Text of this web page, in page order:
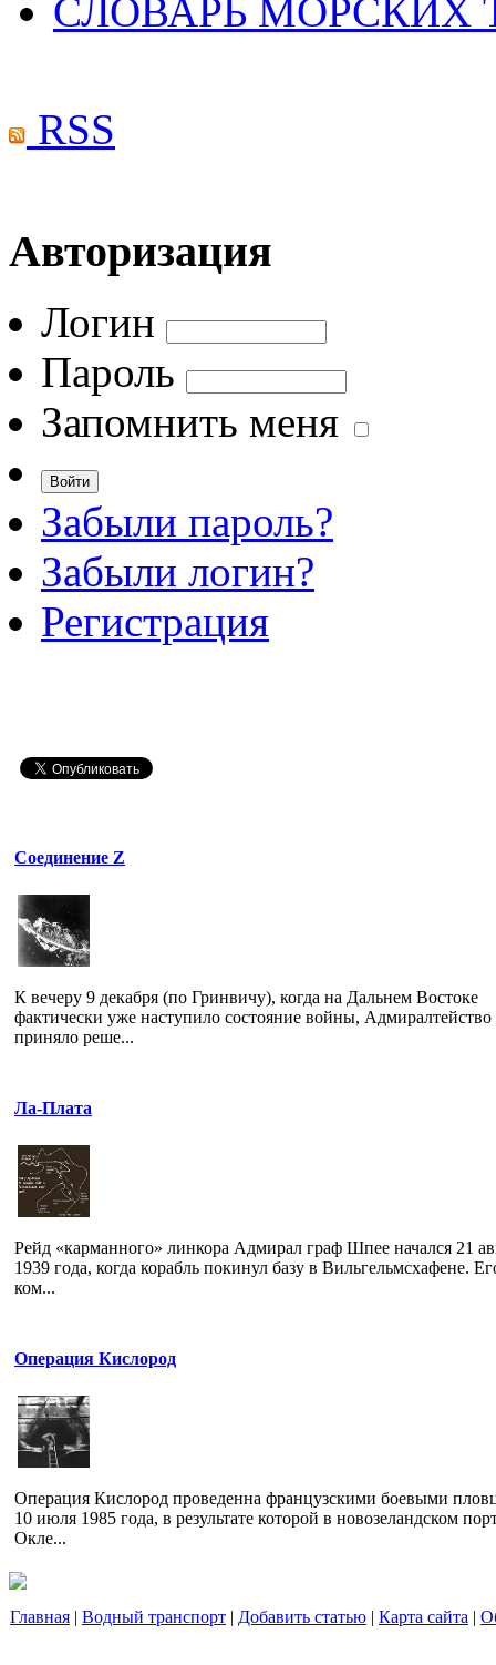
СЛОВАРЬ МОРСКИХ
RSS
Авторизация
Логин
Пароль
Запомнить меня
Забыли пароль?
Забыли логин?
Регистрация
Соединение Z
К вечеру 9 декабря (по Гринвичу), когда на Дальнем Востоке
фактически уже наступило состояние войны, Адмиралтейство
приняло реше...
Ла-Плата
Рейд «карманного» линкора Адмирал граф Шпее начался 21
1939 года, когда корабль покинул базу в Вильгельмсхафене.
ком...
Операция Кислород
Операция Кислород проведенна французскими боевыми
10 июля 1985 года, в результате которой в новозеландском
Окле...
Главная | Водный транспорт | Добавить статью | Карта сайта |